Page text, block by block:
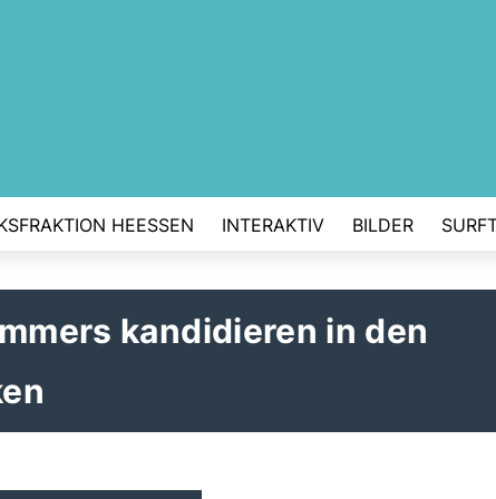
HEESSEN INTERAKTIV BILDER
kandidieren in den